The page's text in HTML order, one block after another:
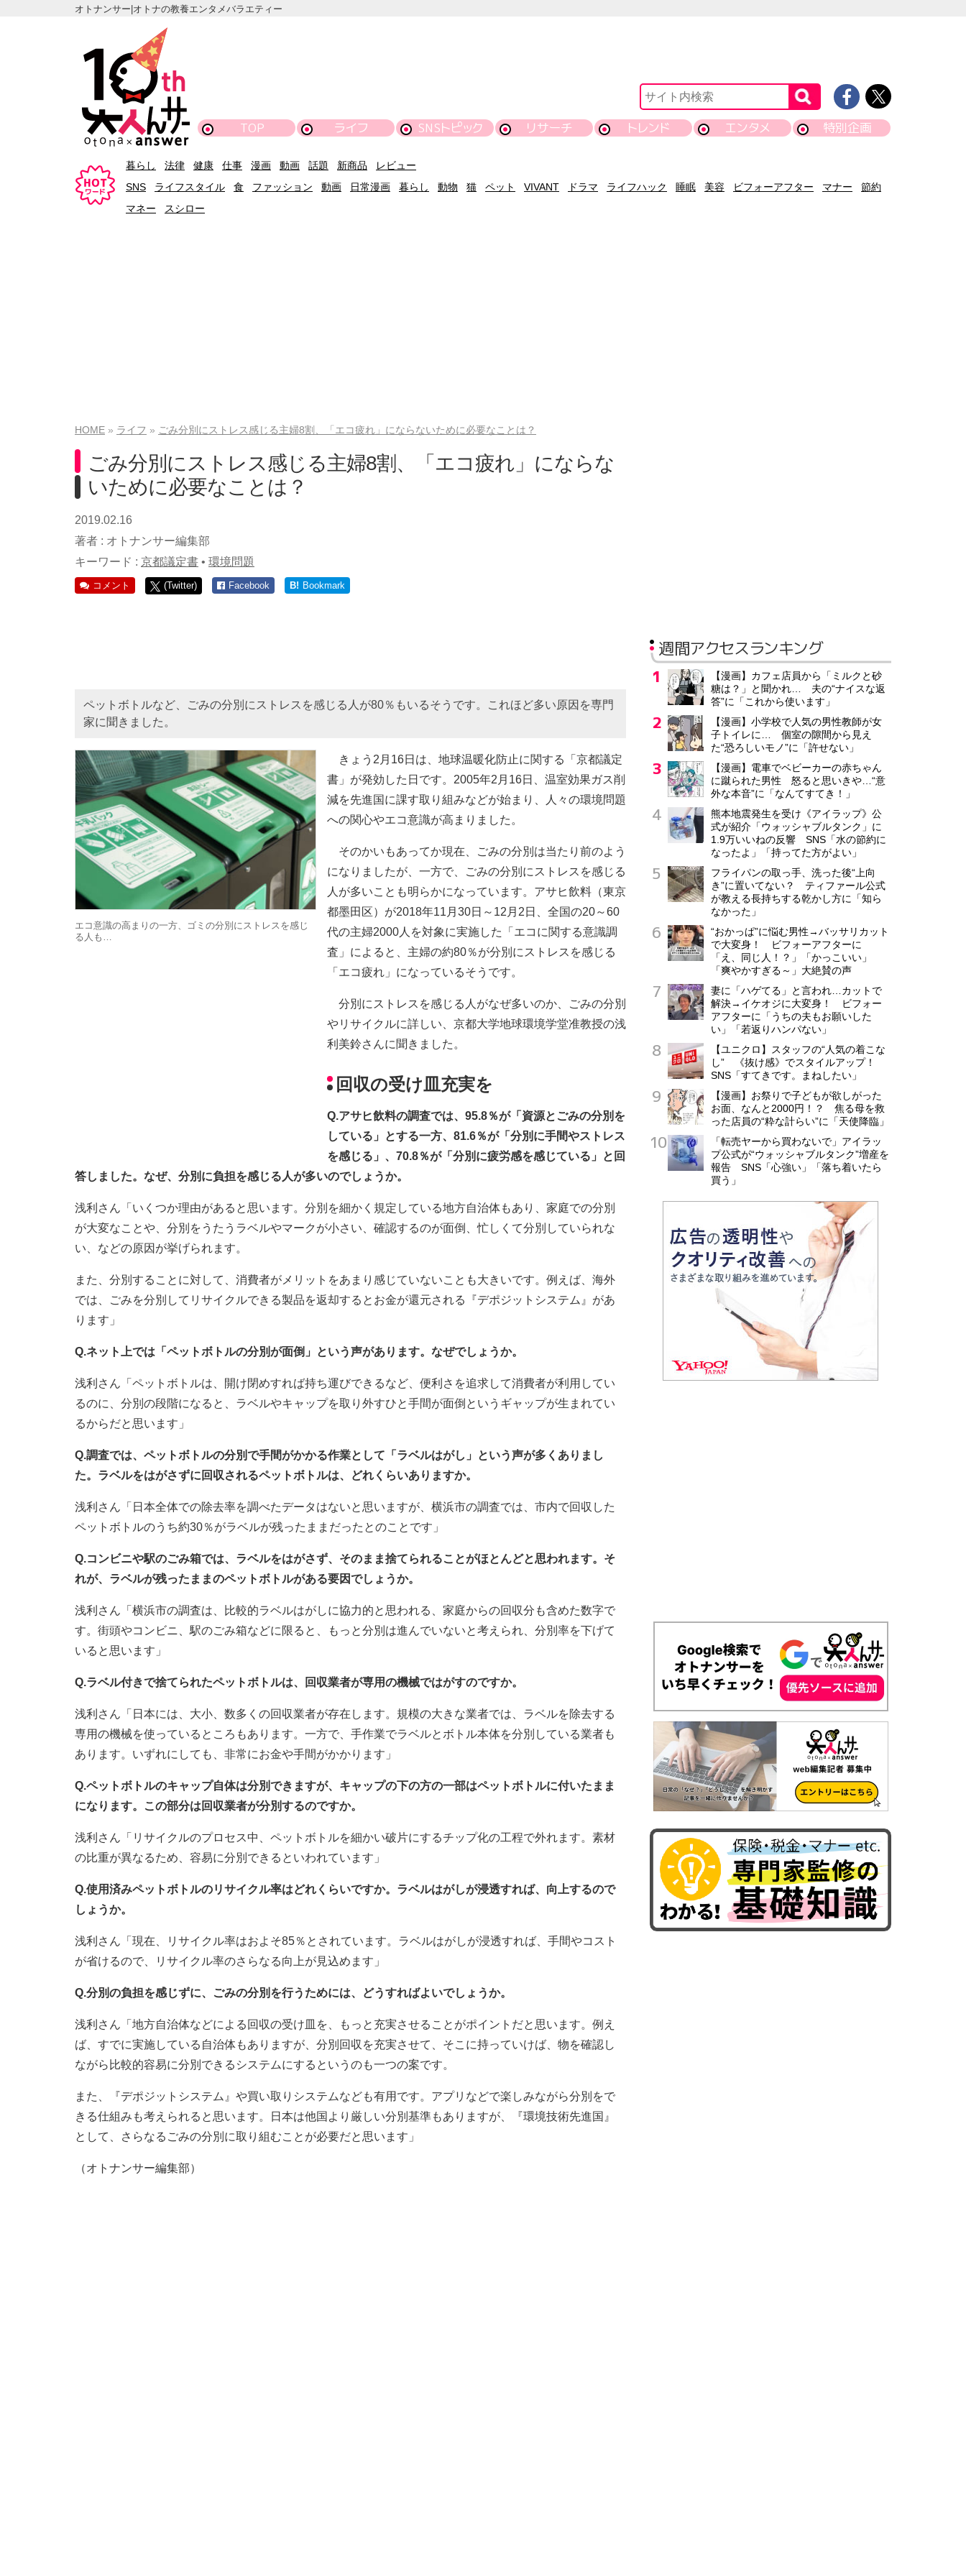
オトナンサー|オトナの教養エンタメバラエティー
TOP ライフ SNSトピック リサーチ トレンド エンタメ 特別企画
暮らし 法律 健康 仕事 漫画 動画 話題 新商品
レビュー
SNS
ライフスタイル 食 ファッション 動画 日常漫画 暮らし 動物 猫 ペット VIVANT ドラマ ライフハック 睡眠 美容 ビフォーアフター マナー
節約
マネー
スシロー
HOME ライフ ごみ分別にストレス感じる主婦8割、「エコ疲れ」にならないために必要なことは？
ごみ分別にストレス感じる主婦8割、「エコ疲れ」にならな
いために必要なことは？
2019.02.16
著者 : オトナンサー編集部
キーワード : 京都議定書 • 環境問題
コメント (Twitter) Facebook B! Bookmark
ペットボトルなど、ごみの分別にストレスを感じる人が80％もいるそうです。これほど多い原因を専門
家に聞きました。
エコ意識の高まりの一方、ゴミの分別にストレスを感じ
る人も…
きょう2月16日は、地球温暖化防止に関する「京都議定
書」が発効した日です。2005年2月16日、温室効果ガス削
減を先進国に課す取り組みなどが始まり、人々の環境問題
への関心やエコ意識が高まりました。
そのかいもあってか現在、ごみの分別は当たり前のよう
になりましたが、一方で、ごみの分別にストレスを感じる
人が多いことも明らかになっています。アサヒ飲料（東京
都墨田区）が2018年11月30日～12月2日、全国の20～60
代の主婦2000人を対象に実施した「エコに関する意識調
査」によると、主婦の約80％が分別にストレスを感じる
「エコ疲れ」になっているそうです。
分別にストレスを感じる人がなぜ多いのか、ごみの分別
やリサイクルに詳しい、京都大学地球環境学堂准教授の浅
利美鈴さんに聞きました。
回収の受け皿充実を
Q.アサヒ飲料の調査では、95.8％が「資源とごみの分別を
している」とする一方、81.6％が「分別に手間やストレス
を感じる」、70.8％が「分別に疲労感を感じている」と回
答しました。なぜ、分別に負担を感じる人が多いのでしょうか。
浅利さん「いくつか理由があると思います。分別を細かく規定している地方自治体もあり、家庭での分別
が大変なことや、分別をうたうラベルやマークが小さい、確認するのが面倒、忙しくて分別していられな
い、などの原因が挙げられます。
また、分別することに対して、消費者がメリットをあまり感じていないことも大きいです。例えば、海外
では、ごみを分別してリサイクルできる製品を返却するとお金が還元される『デポジットシステム』があ
ります」
Q.ネット上では「ペットボトルの分別が面倒」という声があります。なぜでしょうか。
浅利さん「ペットボトルは、開け閉めすれば持ち運びできるなど、便利さを追求して消費者が利用してい
るのに、分別の段階になると、ラベルやキャップを取り外すひと手間が面倒というギャップが生まれてい
るからだと思います」
Q.調査では、ペットボトルの分別で手間がかかる作業として「ラベルはがし」という声が多くありまし
た。ラベルをはがさずに回収されるペットボトルは、どれくらいありますか。
浅利さん「日本全体での除去率を調べたデータはないと思いますが、横浜市の調査では、市内で回収した
ペットボトルのうち約30％がラベルが残ったままだったとのことです」
Q.コンビニや駅のごみ箱では、ラベルをはがさず、そのまま捨てられることがほとんどと思われます。そ
れが、ラベルが残ったままのペットボトルがある要因でしょうか。
浅利さん「横浜市の調査は、比較的ラベルはがしに協力的と思われる、家庭からの回収分も含めた数字で
す。街頭やコンビニ、駅のごみ箱などに限ると、もっと分別は進んでいないと考えられ、分別率を下げて
いると思います」
Q.ラベル付きで捨てられたペットボトルは、回収業者が専用の機械ではがすのですか。
浅利さん「日本には、大小、数多くの回収業者が存在します。規模の大きな業者では、ラベルを除去する
専用の機械を使っているところもあります。一方で、手作業でラベルとボトル本体を分別している業者も
あります。いずれにしても、非常にお金や手間がかかります」
Q.ペットボトルのキャップ自体は分別できますが、キャップの下の方の一部はペットボトルに付いたまま
になります。この部分は回収業者が分別するのですか。
浅利さん「リサイクルのプロセス中、ペットボトルを細かい破片にするチップ化の工程で外れます。素材
の比重が異なるため、容易に分別できるといわれています」
Q.使用済みペットボトルのリサイクル率はどれくらいですか。ラベルはがしが浸透すれば、向上するので
しょうか。
浅利さん「現在、リサイクル率はおよそ85％とされています。ラベルはがしが浸透すれば、手間やコスト
が省けるので、リサイクル率のさらなる向上が見込めます」
Q.分別の負担を感じずに、ごみの分別を行うためには、どうすればよいでしょうか。
浅利さん「地方自治体などによる回収の受け皿を、もっと充実させることがポイントだと思います。例え
ば、すでに実施している自治体もありますが、分別回収を充実させて、そこに持っていけば、物を確認し
ながら比較的容易に分別できるシステムにするというのも一つの案です。
また、『デポジットシステム』や買い取りシステムなども有用です。アプリなどで楽しみながら分別をで
きる仕組みも考えられると思います。日本は他国より厳しい分別基準もありますが、『環境技術先進国』
として、さらなるごみの分別に取り組むことが必要だと思います」
（オトナンサー編集部）
週間アクセスランキング
【漫画】カフェ店員から「ミルクと砂
糖は？」と聞かれ… 夫の“ナイスな返
答”に「これから使います」
【漫画】小学校で人気の男性教師が女
子トイレに… 個室の隙間から見え
た“恐ろしいモノ”に「許せない」
【漫画】電車でベビーカーの赤ちゃん
に蹴られた男性 怒ると思いきや…“意
外な本音”に「なんてすてき！」
熊本地震発生を受け《アイラップ》公
式が紹介「ウォッシャブルタンク」に
1.9万いいねの反響 SNS「水の節約に
なったよ」「持ってた方がよい」
フライパンの取っ手、洗った後“上向
き”に置いてない？ ティファール公式
が教える長持ちする乾かし方に「知ら
なかった」
“おかっぱ”に悩む男性→バッサリカット
で大変身！ ビフォーアフターに
「え、同じ人！？」「かっこいい」
「爽やかすぎる～」大絶賛の声
妻に「ハゲてる」と言われ…カットで
解決→イケオジに大変身！ ビフォー
アフターに「うちの夫もお願いした
い」「若返りハンパない」
【ユニクロ】スタッフの“人気の着こな
し” 《抜け感》でスタイルアップ！
SNS「すてきです。まねしたい」
【漫画】お祭りで子どもが欲しがった
お面、なんと2000円！？ 焦る母を救
った店員の“粋な計らい”に「天使降臨」
「転売ヤーから買わないで」アイラッ
プ公式が“ウォッシャブルタンク”増産を
報告 SNS「心強い」「落ち着いたら
買う」